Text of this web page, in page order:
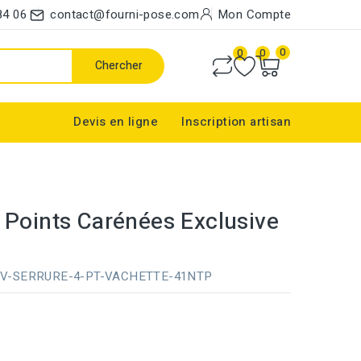
06 contact@fourni-pose.com Mon Compte
Chercher
0 0 0
Devis en ligne Inscription artisan
Carénées Exclusive
SERRURE-4-PT-VACHETTE-41NTP